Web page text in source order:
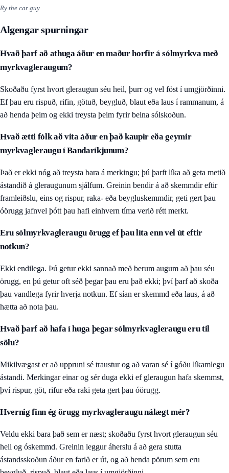
Ry the car guy
Algengar spurningar
Hvað þarf að athuga áður en maður horfir á sólmyrkva með
myrkvagleraugum?
Skoðaðu fyrst hvort gleraugun séu heil, þurr og vel föst í umgjörðinni.
Ef þau eru rispuð, rifin, götuð, beygluð, blaut eða laus í rammanum, á
að henda þeim og ekki treysta þeim fyrir beina sólskoðun.
Hvað ætti fólk að vita áður en það kaupir eða geymir
myrkvagleraugu í Bandaríkjunum?
Það er ekki nóg að treysta bara á merkingu; þú þarft líka að geta metið
ástandið á gleraugunum sjálfum. Greinin bendir á að skemmdir eftir
framleiðslu, eins og rispur, raka- eða beygluskemmdir, geti gert þau
óörugg jafnvel þótt þau hafi einhvern tíma verið rétt merkt.
Eru sólmyrkvagleraugu örugg ef þau líta enn vel út eftir
notkun?
Ekki endilega. Þú getur ekki sannað með berum augum að þau séu
örugg, en þú getur oft séð þegar þau eru það ekki; því þarf að skoða
þau vandlega fyrir hverja notkun. Ef sían er skemmd eða laus, á að
hætta að nota þau.
Hvað þarf að hafa í huga þegar sólmyrkvagleraugu eru til
sölu?
Mikilvægast er að uppruni sé traustur og að varan sé í góðu líkamlegu
ástandi. Merkingar einar og sér duga ekki ef gleraugun hafa skemmst,
því rispur, göt, rifur eða raki geta gert þau óörugg.
Hvernig finn ég örugg myrkvagleraugu nálægt mér?
Veldu ekki bara það sem er næst; skoðaðu fyrst hvort gleraugun séu
heil og óskemmd. Greinin leggur áherslu á að gera stutta
ástandsskoðun áður en farið er út, og að henda pörum sem eru